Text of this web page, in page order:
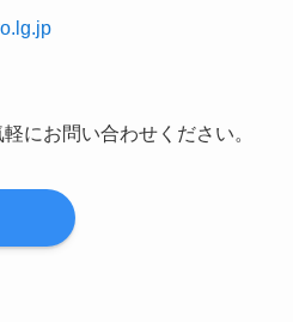
にお問い合わせください。